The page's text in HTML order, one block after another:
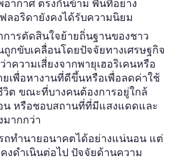
อากาศ ตรงกันข้าม พื้นที่อย่าง
ลอริดายังคงได้รับความนิยม
การตัดสินใจย้ายถิ่นฐานของชาว
กขับเคลื่อนโดยปัจจัยทางเศรษฐกิจ
ความเสี่ยงจากพายุเฮอริเคนหรือ
เพื่อหางานที่ดีขึ้นหรือเพื่อลดค่าใช้
วิต ขณะที่บางคนต้องการอยู่ใกล้
น หรือชอบสถานที่ที่มีแสงแดดและ
มากกว่า
ถทำนายอนาคตได้อย่างแน่นอน แต่
งดำเนินต่อไป ปัจจัยด้านความ